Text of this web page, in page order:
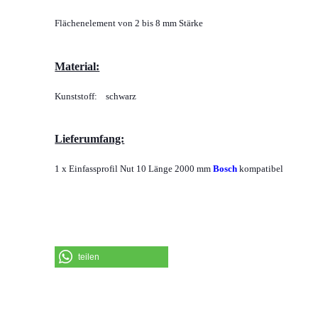
anzeigen
Einbau Regal Wohnmobil für
Eurobehälter Eurobox
Flächenelement von 2 bis 8 mm Stärke
Material:
Kunststoff: schwarz
Lieferumfang:
1 x Einfassprofil Nut 10 Länge 2000 mmBosch kompatibel
teilen